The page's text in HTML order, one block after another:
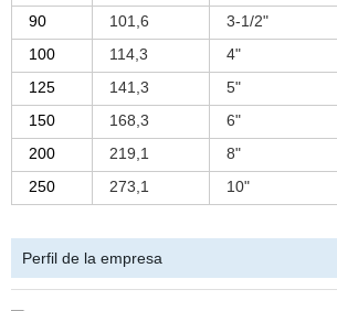
90
101,6 3-1/2"
100
114,3 4"
125
141,3 5"
150
168,3 6"
200
219,1 8"
250
273,1 10"
Perfil de la empresa